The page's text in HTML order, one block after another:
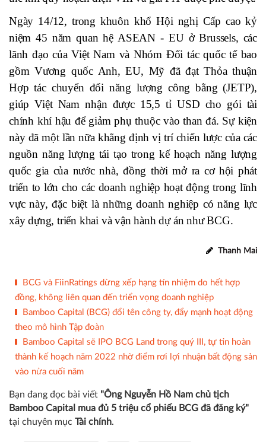
Ngày 14/12, trong khuôn khổ Hội nghị Cấp cao kỷ
niệm 45 năm quan hệ ASEAN - EU ở Brussels, các
lãnh đạo của Việt Nam và Nhóm Đối tác quốc tế bao
gồm Vương quốc Anh, EU, Mỹ đã đạt Thỏa thuận
Hợp tác chuyển đổi năng lượng công bằng (JETP),
giúp Việt Nam nhận được 15,5 tỉ USD cho gói tài
chính khí hậu để giảm phụ thuộc vào than đá. Sự kiện
này đã một lần nữa khẳng định vị trí chiến lược của các
nguồn năng lượng tái tạo trong kế hoạch năng lượng
quốc gia của nước nhà, đồng thời mở ra cơ hội phát
triển to lớn cho các doanh nghiệp hoạt động trong lĩnh
vực này, đặc biệt là những doanh nghiệp có năng lực
xây dựng, triển khai và vận hành dự án như BCG.
Thanh Mai
BCG và FiinRatings dừng xếp hạng tín nhiệm do hết hợp
đồng, không liên quan đến triển vọng doanh nghiệp
Bamboo Capital (BCG) đổi tên công ty, đẩy mạnh hoạt động
theo mô hình Tập đoàn
Bamboo Capital sẽ IPO BCG Land trong quý III, tự tin hoàn
thành kế hoạch năm 2022 nhờ điểm rơi lợi nhuận bất động sản
vào nửa cuối năm
Bạn đang đọc bài viết "Ông Nguyễn Hồ Nam chủ tịch
Bamboo Capital mua đủ 5 triệu cổ phiếu BCG đã đăng ký"
tại chuyên mục Tài chính.